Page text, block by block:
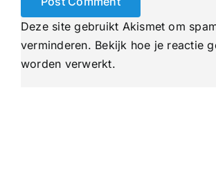
Deze site gebruikt Akismet om
verminderen. Bekijk hoe je reactie
worden verwerkt.